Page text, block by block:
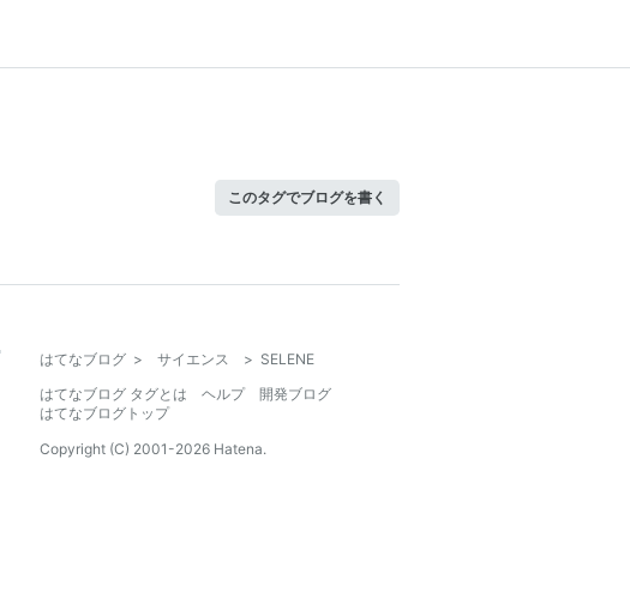
このタグでブログを書く
はてなブログ > サイエンス > SELENE
はてなブログ タグとは
ヘルプ
開発ブログ
はてなブログトップ
Copyright (C) 2001-2026 Hatena.